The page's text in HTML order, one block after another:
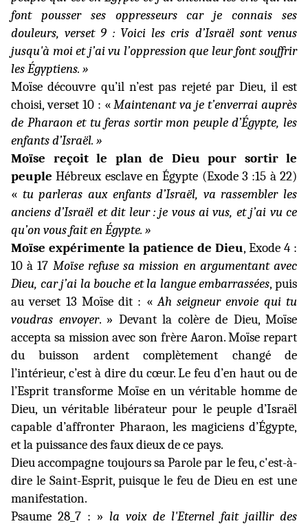
font pousser ses
oppresseurs car je connais ses
douleurs, verset 9 : Voici les cris d’Israël sont venus
jusqu'à moi et j’ai vu l’oppression que leur font souffrir
les Égyptiens. »
Moïse découvre qu’il n’est pas rejeté par Dieu, il est
choisi, verset 10 : «Maintenant va je t’enverrai auprès
de Pharaon et tu feras sortir mon peuple d’Égypte, les
enfants d’Israël. »
Moïse reçoit le plan de Dieu pour sortir le
peuple Hébreux esclave en Égypte (Exode 3 :15 à 22)
« tu parleras aux enfants d’Israël, va rassembler les
anciens d’Israël et dit leur : je vous ai vus, et j’ai vu ce
qu’on vous fait en Égypte. »
Moïse expérimente la patience de Dieu, Exode 4 :
10 à 17 Moïse refuse sa mission en argumentant avec
Dieu, car j’ai la bouche et la langue embarrassées, puis
au verset 13 Moïse dit : «Ah seigneur envoie qui tu
voudras envoyer. » Devant la colère de Dieu, Moïse
accepta sa mission avec son frère Aaron. Moïse repart
du buisson ardent complètement changé de
l’intérieur, c’est à dire du cœur. Le feu d’en haut ou de
l’Esprit transforme Moïse en un véritable homme de
Dieu, un véritable libérateur pour le peuple d’Israël
capable d’affronter Pharaon, les magiciens d’Égypte,
et la puissance des faux dieux de ce pays.
Dieu accompagne toujours sa Parole par le feu, c'est-à-
dire le Saint-Esprit, puisque le feu de Dieu en est une
manifestation.
Psaume 28_7 : » la voix de l'Eternel fait jaillir des